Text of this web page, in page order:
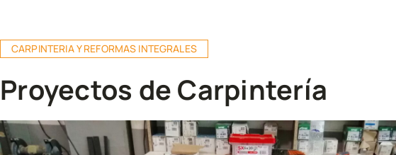
CARPINTERIA Y REFORMAS INTEGRALES
Proyectos de Carpintería